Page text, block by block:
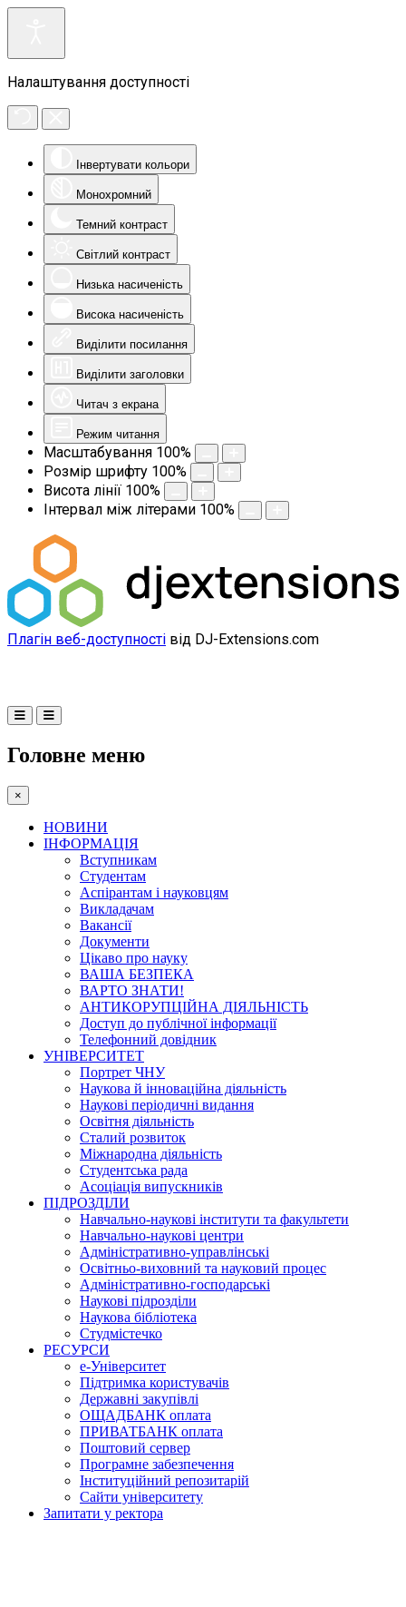
Налаштування доступності
Інвертувати кольори
Монохромний
Темний контраст
Світлий контраст
Низька насиченість
Висока насиченість
Виділити посилання
Виділити заголовки
Читач з екрана
Режим читання
Масштабування 100%
Розмір шрифту 100%
Висота лінії 100%
Інтервал між літерами 100%
Плагін веб-доступності від DJ-Extensions.com
Головне меню
×
НОВИНИ
ІНФОРМАЦІЯ
Вступникам
Студентам
Аспірантам і науковцям
Викладачам
Вакансії
Документи
Цікаво про науку
ВАША БЕЗПЕКА
ВАРТО ЗНАТИ!
АНТИКОРУПЦІЙНА ДІЯЛЬНІСТЬ
Доступ до публічної інформації
Телефонний довідник
УНІВЕРСИТЕТ
Портрет ЧНУ
Наукова й інноваційна діяльність
Наукові періодичні видання
Освітня діяльність
Сталий розвиток
Міжнародна діяльність
Студентська рада
Асоціація випускників
ПІДРОЗДІЛИ
Навчально-наукові інститути та факультети
Навчально-наукові центри
Адміністративно-управлінські
Освітньо-виховний та науковий процес
Адміністративно-господарські
Наукові підрозділи
Наукова бібліотека
Студмістечко
РЕСУРСИ
е-Університет
Підтримка користувачів
Державні закупівлі
ОЩАДБАНК оплата
ПРИВАТБАНК оплата
Поштовий сервер
Програмне забезпечення
Інституційний репозитарій
Сайти університету
Запитати у ректора